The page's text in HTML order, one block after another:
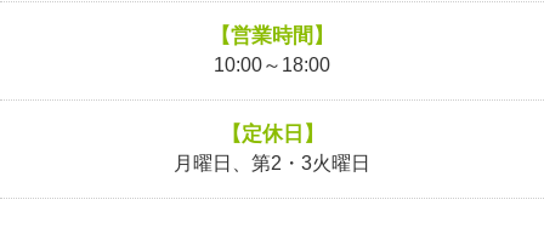
【営業時間】
10:00～18:00
【定休日】
月曜日、第2・3火曜日